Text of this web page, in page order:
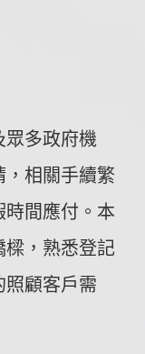
眾多政府機
，相關手續繁
時間應付。本
樑，熟悉登記
照顧客戶需